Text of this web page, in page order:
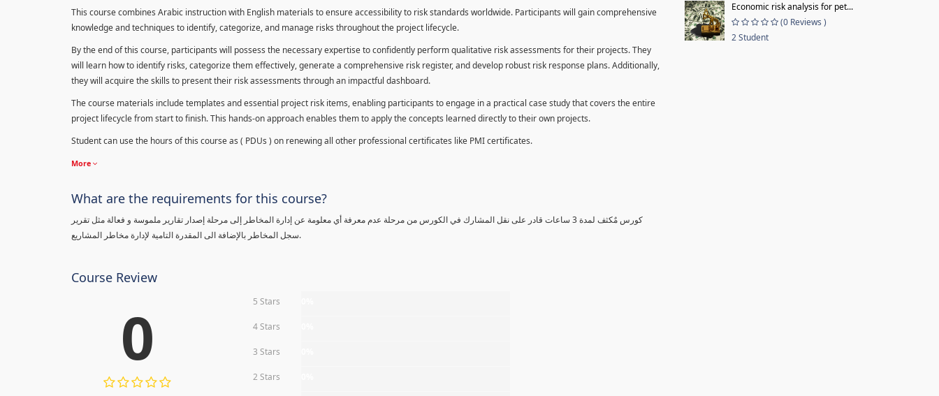
This course combines Arabic instruction with English materials to ensure accessibility to risk standards worldwide. Participants will gain comprehensive
knowledge and techniques to identify, categorize, and manage risks throughout the project lifecycle.
By the end of this course, participants will possess the necessary expertise to confidently perform qualitative risk assessments for their projects. They
will learn how to identify risks, categorize them effectively, generate a comprehensive risk register, and develop robust risk response plans. Additionally,
they will acquire the skills to present their risk assessments through an impactful dashboard.
The course materials include templates and essential project risk items, enabling participants to engage in a practical case study that covers the entire
project lifecycle from start to finish. This hands-on approach enables them to apply the concepts learned directly to their own projects.
Student can use the hours of this course as ( PDUs ) on renewing all other professional certificates like PMI certificates.
More
What are the requirements for this course?
كورس مٌكثف لمدة 3 ساعات قادر على نقل المشارك في الكورس من مرحلة عدم معرفة أي معلومة عن إدارة المخاطر إلى مرحلة إصدار تقارير ملموسة و فعالة مثل تقرير
سجل المخاطر بالإضافة الى المقدرة التامية لإدارة مخاطر المشاريع.
Course Review
0 5 Stars
4 Stars
3 Stars
2 Stars
Economic risk analysis for pet...
(0 Reviews )
2 Student